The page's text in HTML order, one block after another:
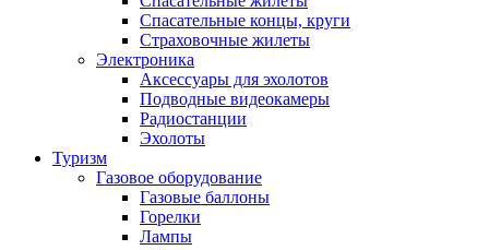
Спасательные концы, круги
Страховочные жилеты
Электроника
Аксессуары для эхолотов
Подводные видеокамеры
Радиостанции
Эхолоты
Туризм
Газовое оборудование
Газовые баллоны
Горелки
Лампы